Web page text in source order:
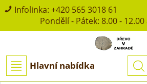
Infolinka: +420 565 3018 61
Pondělí - Pátek: 8.00 -
Hlavní nabídka